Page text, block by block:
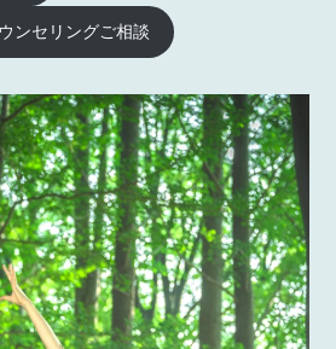
ンセリングご相談